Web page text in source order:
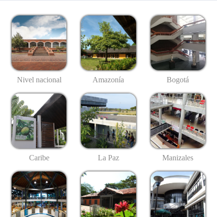
Nivel nacional Amazonía Bogotá
Caribe La Paz Manizales